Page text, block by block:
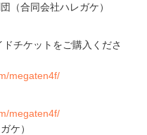
同会社ハレガケ）
チケットをご購入くださ
megaten4f/
megaten4f/
ガケ）